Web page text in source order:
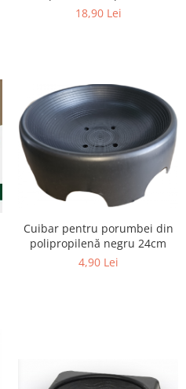
18,90 Lei
Cuibar pentru porumbei din
polipropilenă negru 24cm
4,90 Lei